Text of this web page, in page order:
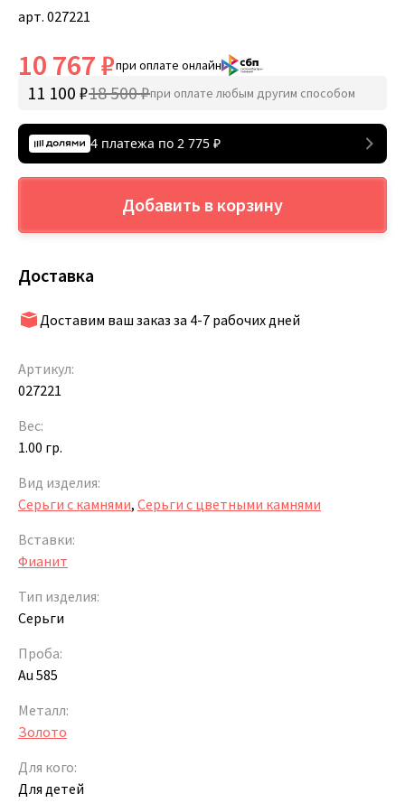
арт. 027221
10 767 ₽при оплате онлайн
11 100 ₽18 500 ₽при оплате любым другим способом
4 платежа по 2 775 ₽
Добавить в корзину
Доставка
Доставим ваш заказ за 4-7 рабочих дней
Артикул:
027221
Вес:
1.00 гр.
Вид изделия:
Серьги с камнями, Серьги с цветными камнями
Вставки:
Фианит
Тип изделия:
Серьги
Проба:
Au 585
Металл:
Золото
Для кого:
Для детей